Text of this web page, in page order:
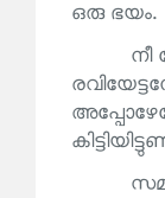
ഒരു ഭയം.
നീ